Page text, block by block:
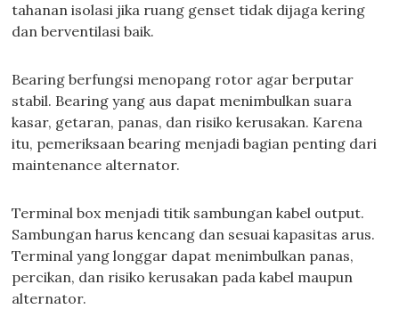
tahanan isolasi jika ruang genset tidak dijaga kering
dan berventilasi baik.
Bearing berfungsi menopang rotor agar berputar
stabil. Bearing yang aus dapat menimbulkan suara
kasar, getaran, panas, dan risiko kerusakan. Karena
itu, pemeriksaan bearing menjadi bagian penting dari
maintenance alternator.
Terminal box menjadi titik sambungan kabel output.
Sambungan harus kencang dan sesuai kapasitas arus.
Terminal yang longgar dapat menimbulkan panas,
percikan, dan risiko kerusakan pada kabel maupun
alternator.